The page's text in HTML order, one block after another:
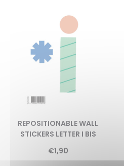
REPOSITIONABLE WALL
STICKERS LETTER I BIS
€1,90